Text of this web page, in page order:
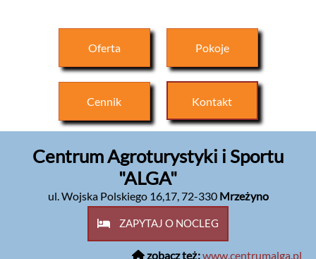
Oferta Pokoje
Cennik Kontakt
Centrum Agroturystyki i Sportu
"ALGA"
ul. Wojska Polskiego 16,17,72-330 Mrzeżyno
ZAPYTAJ O NOCLEG
zobacz też:www.centrumalga.pl